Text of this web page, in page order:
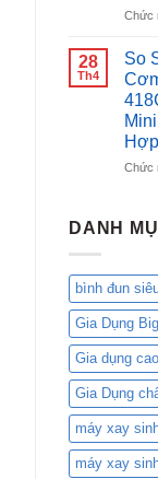
Chức
28
Th4
So
Chức
DANH
bình đun
Gia Dụng
Gia dụng
Gia Dụng
máy xay
máy xay